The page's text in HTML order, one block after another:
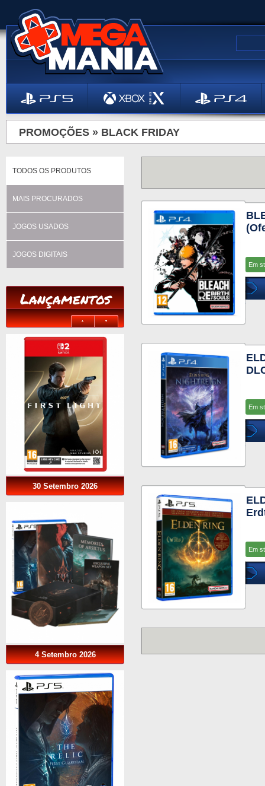
PROMOÇÕES » BLACK FRIDAY
TODOS OS PRODUTOS
MAIS PROCURADOS
JOGOS USADOS
JOGOS DIGITAIS
Lançamentos
30 Setembro 2026
4 Setembro 2026
Em
Em
Em